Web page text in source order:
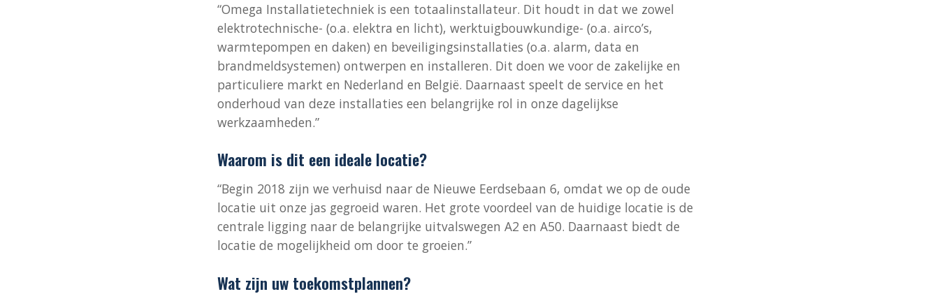
“Omega Installatietechniek is een totaalinstallateur. Dit houdt in dat we zowel
elektrotechnische- (o.a. elektra en licht), werktuigbouwkundige- (o.a. airco’s,
warmtepompen en daken) en beveiligingsinstallaties (o.a. alarm, data en
brandmeldsystemen) ontwerpen en installeren. Dit doen we voor de zakelijke en
particuliere markt en Nederland en België. Daarnaast speelt de service en het
onderhoud van deze installaties een belangrijke rol in onze dagelijkse
werkzaamheden.”
Waarom is dit een ideale locatie?
“Begin 2018 zijn we verhuisd naar de Nieuwe Eerdsebaan 6, omdat we op de oude
locatie uit onze jas gegroeid waren. Het grote voordeel van de huidige locatie is de
centrale ligging naar de belangrijke uitvalswegen A2 en A50. Daarnaast biedt de
locatie de mogelijkheid om door te groeien.”
Wat zijn uw toekomstplannen?